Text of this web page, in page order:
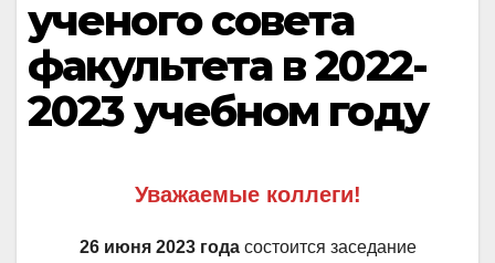
ученого совета
факультета в 2022-
2023 учебном году
Уважаемые коллеги!
26 июня 2023 годасостоится заседание